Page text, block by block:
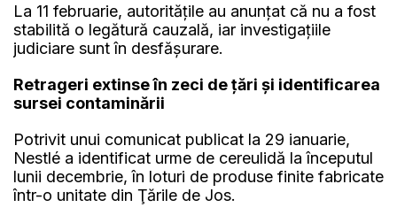
La 11 februarie, autorităţile au anunţat că nu a fost
stabilită o legătură cauzală, iar investigaţiile
judiciare sunt în desfăşurare.
Retrageri extinse în zeci de ţări şi identificarea
sursei contaminării
Potrivit unui comunicat publicat la 29 ianuarie,
Nestlé a identificat urme de cereulidă la începutul
lunii decembrie, în loturi de produse finite fabricate
într-o unitate din Ţările de Jos.